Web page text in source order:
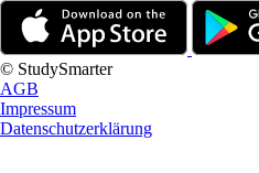
© StudySmarter
AGB
Impressum
Datenschutzerklärung